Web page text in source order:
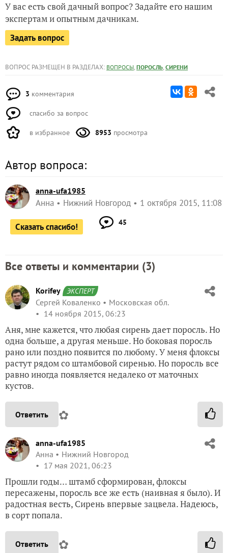
У вас есть свой дачный вопрос? Задайте его нашим
экспертам и опытным дачникам.
Задать вопрос
ВОПРОС РАЗМЕЩЕН В РАЗДЕЛАХ: ВОПРОСЫ, ПОРОСЛЬ, СИРЕНИ
3 комментария
спасибо за вопрос
в избранное 8953 просмотра
Автор вопроса:
anna-ufa1985
Анна Нижний Новгород 1 октября 2015, 11:08
Сказать спасибо! 45
Все ответы и комментарии (3)
Korifey ЭКСПЕРТ
Сергей Коваленко
Московская обл.
14 ноября 2015, 06:23
Аня, мне кажется, что любая сирень дает поросль. Но
одна больше, а другая меньше. Но боковая поросль
рано или поздно появится по любому. У меня флоксы
растут рядом со штамбовой сиренью. Но поросль все
равно иногда появляется недалеко от маточных
кустов.
Ответить ✿
anna-ufa1985
Анна
Нижний Новгород
17 мая 2021, 06:23
Прошли годы… штамб сформирован, флоксы
пересажены, поросль все же есть (наивная я было). И
радостная весть, Сирень впервые зацвела. Надеюсь,
в сорт попала.
Ответить ✿